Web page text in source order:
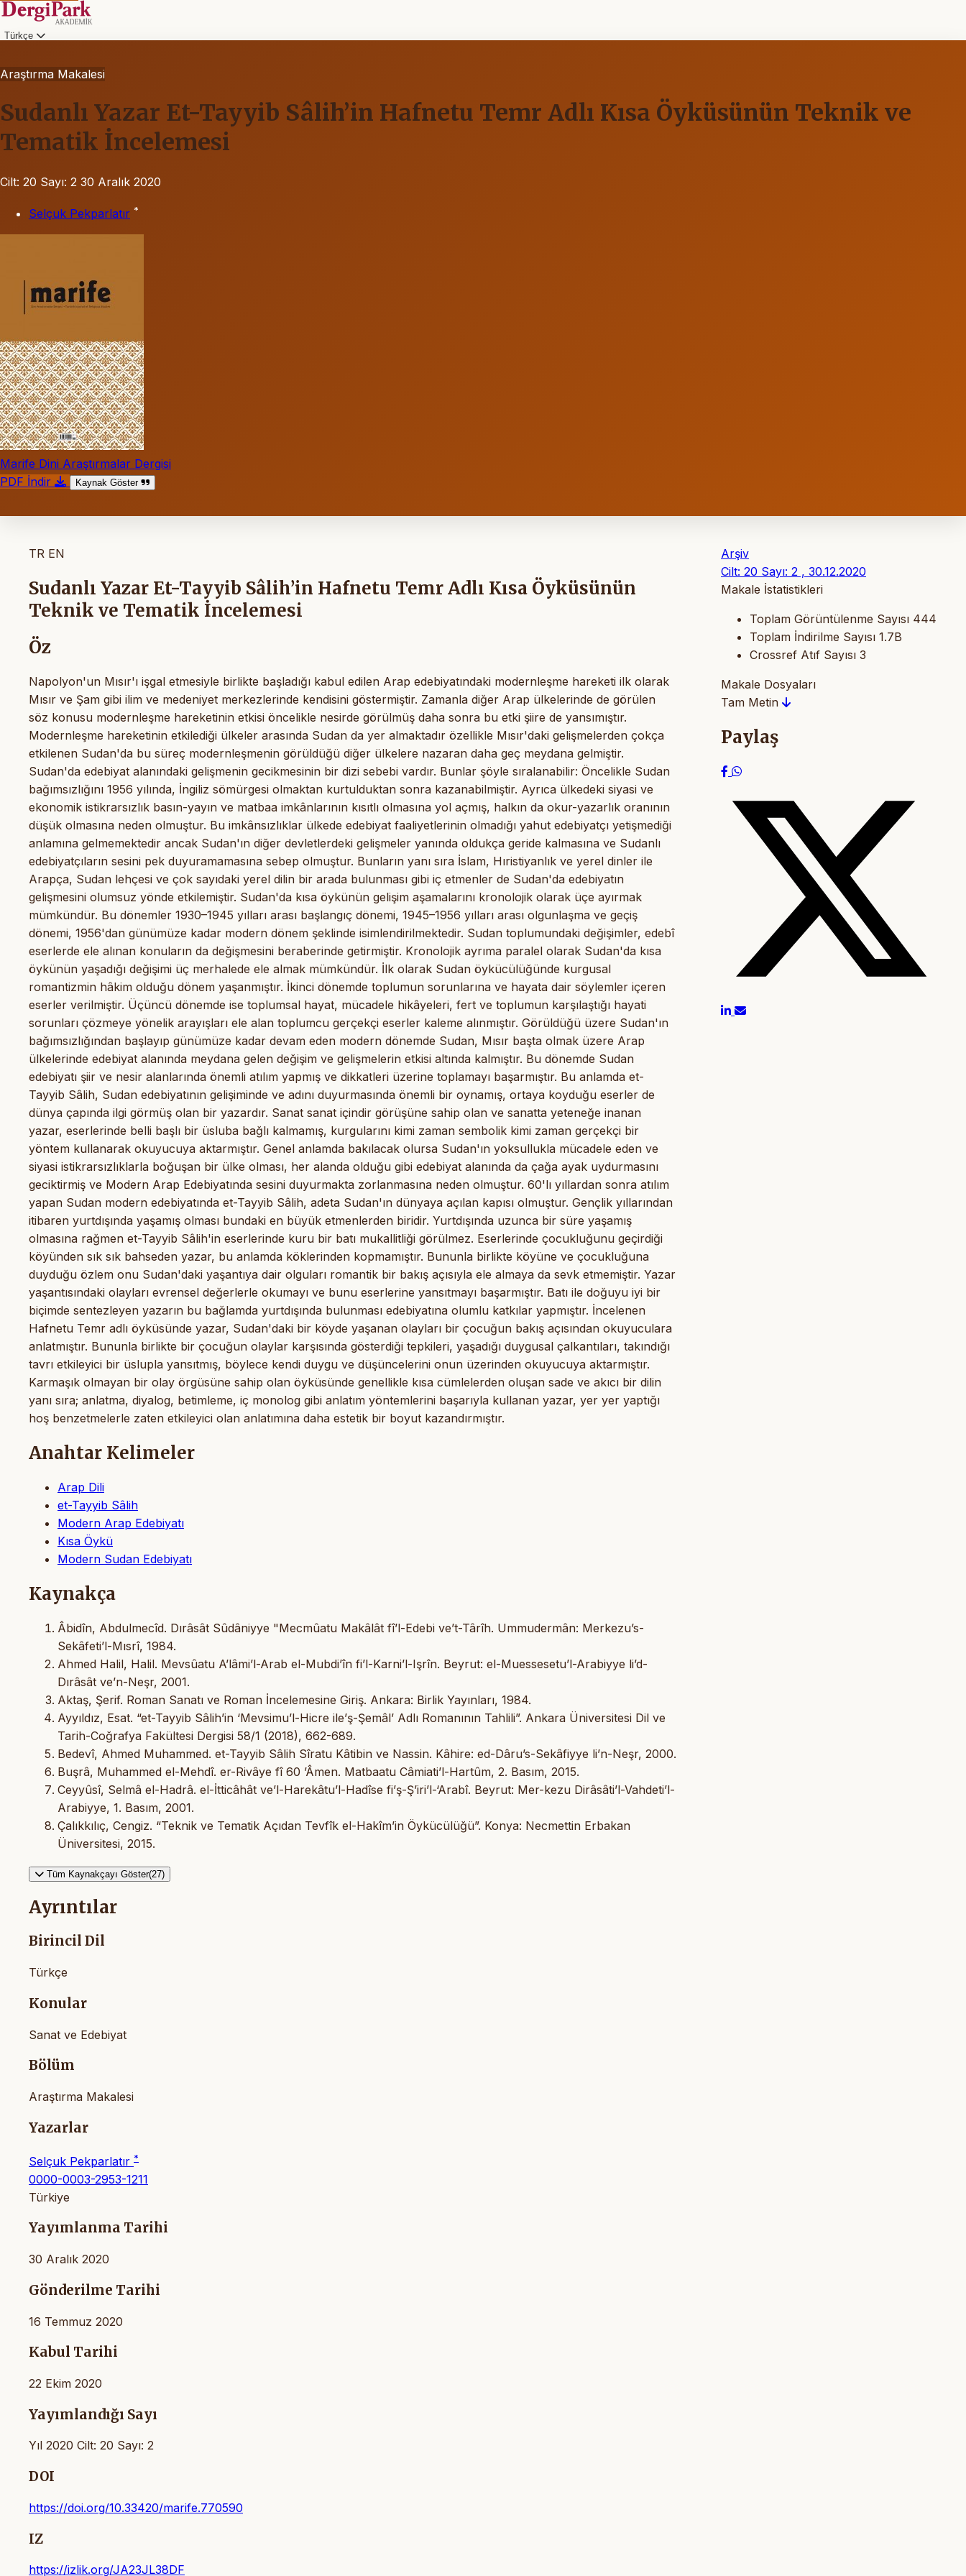
Türkçe
Araştırma Makalesi
Sudanlı Yazar Et-Tayyib Sâlih’in Hafnetu Temr Adlı Kısa Öyküsünün Teknik ve
Tematik İncelemesi
Cilt: 20 Sayı: 2 30 Aralık 2020
Selçuk Pekparlatır *
Marife Dini Araştırmalar Dergisi
PDF İndir
Kaynak Göster
TR EN
Sudanlı Yazar Et-Tayyib Sâlih’in Hafnetu Temr Adlı Kısa Öyküsünün
Teknik ve Tematik İncelemesi
Öz
Napolyon'un Mısır'ı işgal etmesiyle birlikte başladığı kabul edilen Arap edebiyatındaki modernleşme hareketi ilk olarak
Mısır ve Şam gibi ilim ve medeniyet merkezlerinde kendisini göstermiştir. Zamanla diğer Arap ülkelerinde de görülen
söz konusu modernleşme hareketinin etkisi öncelikle nesirde görülmüş daha sonra bu etki şiire de yansımıştır.
Modernleşme hareketinin etkilediği ülkeler arasında Sudan da yer almaktadır özellikle Mısır'daki gelişmelerden çokça
etkilenen Sudan'da bu süreç modernleşmenin görüldüğü diğer ülkelere nazaran daha geç meydana gelmiştir.
Sudan'da edebiyat alanındaki gelişmenin gecikmesinin bir dizi sebebi vardır. Bunlar şöyle sıralanabilir: Öncelikle Sudan
bağımsızlığını 1956 yılında, İngiliz sömürgesi olmaktan kurtulduktan sonra kazanabilmiştir. Ayrıca ülkedeki siyasi ve
ekonomik istikrarsızlık basın-yayın ve matbaa imkânlarının kısıtlı olmasına yol açmış, halkın da okur-yazarlık oranının
düşük olmasına neden olmuştur. Bu imkânsızlıklar ülkede edebiyat faaliyetlerinin olmadığı yahut edebiyatçı yetişmediği
anlamına gelmemektedir ancak Sudan'ın diğer devletlerdeki gelişmeler yanında oldukça geride kalmasına ve Sudanlı
edebiyatçıların sesini pek duyuramamasına sebep olmuştur. Bunların yanı sıra İslam, Hıristiyanlık ve yerel dinler ile
Arapça, Sudan lehçesi ve çok sayıdaki yerel dilin bir arada bulunması gibi iç etmenler de Sudan'da edebiyatın
gelişmesini olumsuz yönde etkilemiştir. Sudan'da kısa öykünün gelişim aşamalarını kronolojik olarak üçe ayırmak
mümkündür. Bu dönemler 1930–1945 yılları arası başlangıç dönemi, 1945–1956 yılları arası olgunlaşma ve geçiş
dönemi, 1956'dan günümüze kadar modern dönem şeklinde isimlendirilmektedir. Sudan toplumundaki değişimler, edebî
eserlerde ele alınan konuların da değişmesini beraberinde getirmiştir. Kronolojik ayrıma paralel olarak Sudan'da kısa
öykünün yaşadığı değişimi üç merhalede ele almak mümkündür. İlk olarak Sudan öykücülüğünde kurgusal
romantizmin hâkim olduğu dönem yaşanmıştır. İkinci dönemde toplumun sorunlarına ve hayata dair söylemler içeren
eserler verilmiştir. Üçüncü dönemde ise toplumsal hayat, mücadele hikâyeleri, fert ve toplumun karşılaştığı hayati
sorunları çözmeye yönelik arayışları ele alan toplumcu gerçekçi eserler kaleme alınmıştır. Görüldüğü üzere Sudan'ın
bağımsızlığından başlayıp günümüze kadar devam eden modern dönemde Sudan, Mısır başta olmak üzere Arap
ülkelerinde edebiyat alanında meydana gelen değişim ve gelişmelerin etkisi altında kalmıştır. Bu dönemde Sudan
edebiyatı şiir ve nesir alanlarında önemli atılım yapmış ve dikkatleri üzerine toplamayı başarmıştır. Bu anlamda et-
Tayyib Sâlih, Sudan edebiyatının gelişiminde ve adını duyurmasında önemli bir oynamış, ortaya koyduğu eserler de
dünya çapında ilgi görmüş olan bir yazardır. Sanat sanat içindir görüşüne sahip olan ve sanatta yeteneğe inanan
yazar, eserlerinde belli başlı bir üsluba bağlı kalmamış, kurgularını kimi zaman sembolik kimi zaman gerçekçi bir
yöntem kullanarak okuyucuya aktarmıştır. Genel anlamda bakılacak olursa Sudan'ın yoksullukla mücadele eden ve
siyasi istikrarsızlıklarla boğuşan bir ülke olması, her alanda olduğu gibi edebiyat alanında da çağa ayak uydurmasını
geciktirmiş ve Modern Arap Edebiyatında sesini duyurmakta zorlanmasına neden olmuştur. 60'lı yıllardan sonra atılım
yapan Sudan modern edebiyatında et-Tayyib Sâlih, adeta Sudan'ın dünyaya açılan kapısı olmuştur. Gençlik yıllarından
itibaren yurtdışında yaşamış olması bundaki en büyük etmenlerden biridir. Yurtdışında uzunca bir süre yaşamış
olmasına rağmen et-Tayyib Sâlih'in eserlerinde kuru bir batı mukallitliği görülmez. Eserlerinde çocukluğunu geçirdiği
köyünden sık sık bahseden yazar, bu anlamda köklerinden kopmamıştır. Bununla birlikte köyüne ve çocukluğuna
duyduğu özlem onu Sudan'daki yaşantıya dair olguları romantik bir bakış açısıyla ele almaya da sevk etmemiştir. Yazar
yaşantısındaki olayları evrensel değerlerle okumayı ve bunu eserlerine yansıtmayı başarmıştır. Batı ile doğuyu iyi bir
biçimde sentezleyen yazarın bu bağlamda yurtdışında bulunması edebiyatına olumlu katkılar yapmıştır. İncelenen
Hafnetu Temr adlı öyküsünde yazar, Sudan'daki bir köyde yaşanan olayları bir çocuğun bakış açısından okuyuculara
anlatmıştır. Bununla birlikte bir çocuğun olaylar karşısında gösterdiği tepkileri, yaşadığı duygusal çalkantıları, takındığı
tavrı etkileyici bir üslupla yansıtmış, böylece kendi duygu ve düşüncelerini onun üzerinden okuyucuya aktarmıştır.
Karmaşık olmayan bir olay örgüsüne sahip olan öyküsünde genellikle kısa cümlelerden oluşan sade ve akıcı bir dilin
yanı sıra; anlatma, diyalog, betimleme, iç monolog gibi anlatım yöntemlerini başarıyla kullanan yazar, yer yer yaptığı
hoş benzetmelerle zaten etkileyici olan anlatımına daha estetik bir boyut kazandırmıştır.
Anahtar Kelimeler
Arap Dili
et-Tayyib Sâlih
Modern Arap Edebiyatı
Kısa Öykü
Modern Sudan Edebiyatı
Kaynakça
Âbidîn, Abdulmecîd. Dırâsât Sûdâniyye "Mecmûatu Makâlât fî’l-Edebi ve’t-Târîh. Ummudermân: Merkezu’s-
Sekâfeti’l-Mısrî, 1984.
Ahmed Halil, Halil. Mevsûatu A’lâmi’l-Arab el-Mubdi’în fi’l-Karni’l-Işrîn. Beyrut: el-Muessesetu’l-Arabiyye li’d-
Dırâsât ve’n-Neşr, 2001.
Aktaş, Şerif. Roman Sanatı ve Roman İncelemesine Giriş. Ankara: Birlik Yayınları, 1984.
Ayyıldız, Esat. “et-Tayyib Sâlih’in ‘Mevsimu’l-Hicre ile’ş-Şemâl’ Adlı Romanının Tahlili”. Ankara Üniversitesi Dil ve
Tarih-Coğrafya Fakültesi Dergisi 58/1 (2018), 662-689.
Bedevî, Ahmed Muhammed. et-Tayyib Sâlih Sîratu Kâtibin ve Nassin. Kâhire: ed-Dâru’s-Sekâfiyye li’n-Neşr, 2000.
Buşrâ, Muhammed el-Mehdî. er-Rivâye fî 60 ’Âmen. Matbaatu Câmiati’l-Hartûm, 2. Basım, 2015.
Ceyyûsî, Selmâ el-Hadrâ. el-İtticâhât ve’l-Harekâtu’l-Hadîse fi’ş-Ş’iri’l-‘Arabî. Beyrut: Mer-kezu Dirâsâti’l-Vahdeti’l-
Arabiyye, 1. Basım, 2001.
Çalıkkılıç, Cengiz. “Teknik ve Tematik Açıdan Tevfîk el-Hakîm’in Öykücülüğü”. Konya: Necmettin Erbakan
Üniversitesi, 2015.
Tüm Kaynakçayı Göster(27)
Ayrıntılar
Birincil Dil
Türkçe
Konular
Sanat ve Edebiyat
Bölüm
Araştırma Makalesi
Yazarlar
Selçuk Pekparlatır *
0000-0003-2953-1211
Türkiye
Yayımlanma Tarihi
30 Aralık 2020
Gönderilme Tarihi
16 Temmuz 2020
Kabul Tarihi
22 Ekim 2020
Yayımlandığı Sayı
Yıl 2020 Cilt: 20 Sayı: 2
DOI
https://doi.org/10.33420/marife.770590
IZ
https://izlik.org/JA23JL38DF
Arşiv
Cilt: 20 Sayı: 2 , 30.12.2020
Makale İstatistikleri
Toplam Görüntülenme Sayısı 444
Toplam İndirilme Sayısı 1.7B
Crossref Atıf Sayısı 3
Makale Dosyaları
Tam Metin
Paylaş